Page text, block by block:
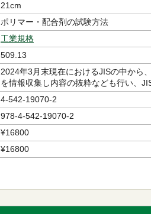
21cm
ポリマー・配合剤の試験方法
工業規格
509.13
2024年3月末現在におけるJISの中から
を情報収集し内容の抜粋なども行い、
4-542-19070-2
978-4-542-19070-2
¥16800
¥16800